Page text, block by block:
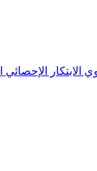
الابتكار الإحصائي